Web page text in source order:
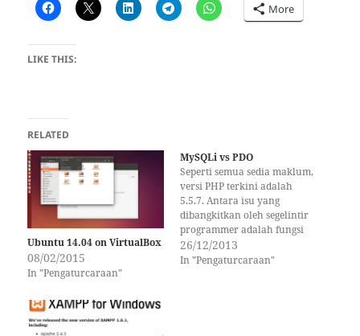
More
LIKE THIS:
RELATED
Ubuntu 14.04 on VirtualBox
08/02/2015
In "Pengaturcaraan"
MySQLi vs PDO
Seperti semua sedia maklum,
versi PHP terkini adalah
5.5.7. Antara isu yang
dibangkitkan oleh segelintir
programmer adalah fungsi
mysql_* yang telah
dideprecated mulai PHP
26/12/2013
In "Pengaturcaraan"